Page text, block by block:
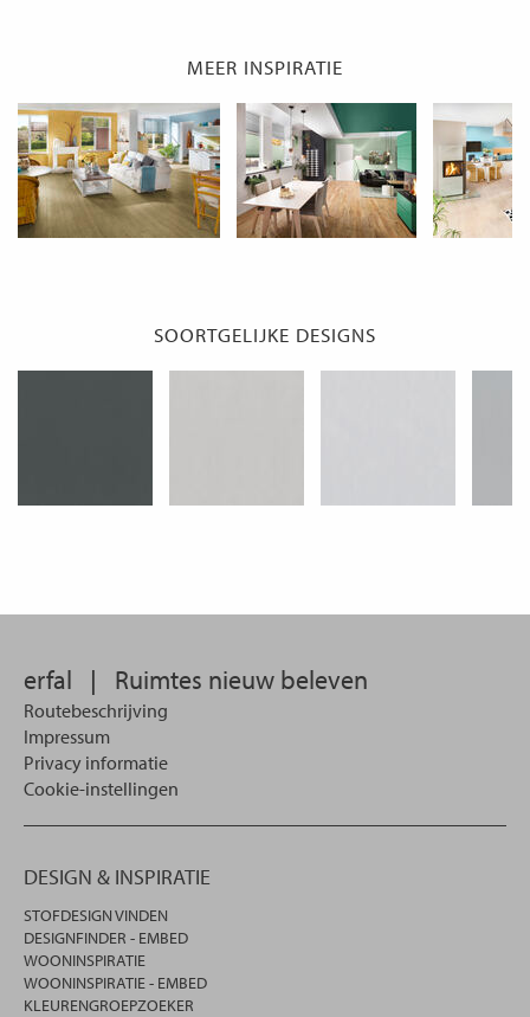
MEER INSPIRATIE
SOORTGELIJKE DESIGNS
erfal | Ruimtes nieuw beleven
Routebeschrijving
Impressum
Privacy informatie
Cookie-instellingen
DESIGN & INSPIRATIE
STOFDESIGN VINDEN
DESIGNFINDER - EMBED
WOONINSPIRATIE
WOONINSPIRATIE - EMBED
KLEURENGROEPZOEKER